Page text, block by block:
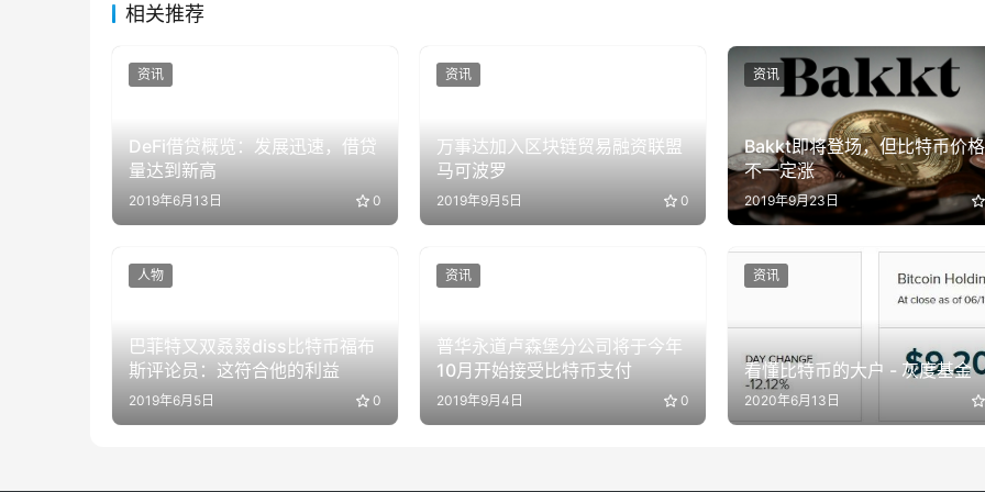
相关推荐
DeFi借贷概览：发展迅速，借贷
量达到新高
2019年6月13日 0
资讯
万事达加入区块链贸易融资联盟
马可波罗
2019年9月5日 0
资讯
Bakkt即将登场，但比特币价格
不一定涨
2019年9月23日
资讯
巴菲特又双叒叕diss比特币福布
斯评论员：这符合他的利益
2019年6月5日 0
人物
普华永道卢森堡分公司将于今年
10月开始接受比特币支付
2019年9月4日 0
资讯
看懂比特币的大户 - 灰度基金
2020年6月13日
资讯